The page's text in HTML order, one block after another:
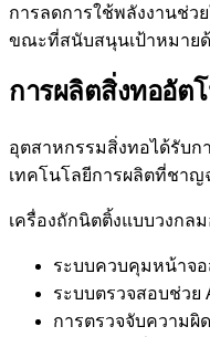
การลดการใช้พลังงานช่ว
ขณะที่สนับสนุนเป้าหมาย
การผลิตสิ่งทออัต
อุตสาหกรรมสิ่งทอได้รับก
เทคโนโลยีการผลิตที่ชาญ
เครื่องถักนิตติ้งแบบวงก
ระบบควบคุมหน้าจ
ระบบตรวจสอบช่วย
การตรวจจับความ